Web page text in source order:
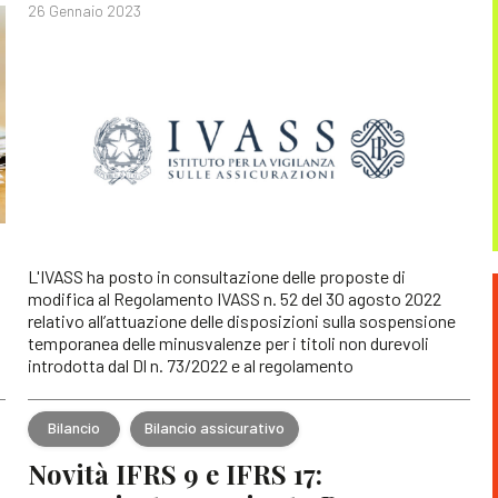
26 Gennaio 2023
L'IVASS ha posto in consultazione delle proposte di
modifica al Regolamento IVASS n. 52 del 30 agosto 2022
relativo all’attuazione delle disposizioni sulla sospensione
temporanea delle minusvalenze per i titoli non durevoli
introdotta dal Dl n. 73/2022 e al regolamento
Bilancio Bilancio assicurativo
Novità IFRS 9 e IFRS 17: